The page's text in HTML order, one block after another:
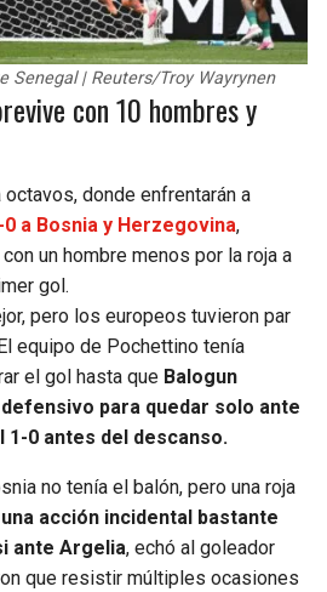
Senegal | Reuters/Troy Wayrynen
con 10 hombres y
octavos, donde enfrentarán a
a Bosnia y Herzegovina,
un hombre menos por la roja a
gol.
pero los europeos tuvieron par
equipo de Pochettino tenía
el gol hasta que Balogun
para quedar solo ante
0 antes del descanso.
no tenía el balón, pero una roja
una acción incidental bastante
ante Argelia, echó al goleador
que resistir múltiples ocasiones